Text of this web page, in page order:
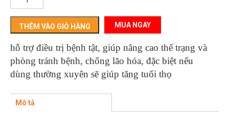
Lam
Hòa
số
lượng
THÊM VÀO GIỎ HÀNG
hỗ trợ điều trị bệnh tật, giúp nâng cao thể trạng và
phòng tránh bệnh, chống lão hóa, đặc biệt nếu
dùng thường xuyên sẽ giúp tăng tuổi thọ
Mô tả